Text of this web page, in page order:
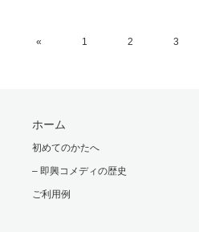
« 1 2 3
ホーム
初めてのかたへ
– 即興コメディの歴史
ご利用例